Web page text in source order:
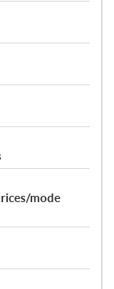
mode